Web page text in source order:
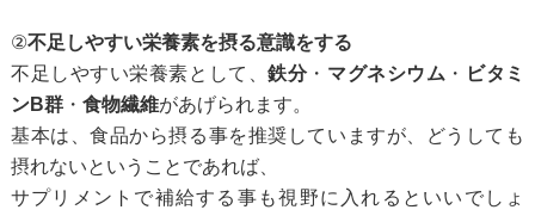
②不足しやすい栄養素を摂る意識をする
不足しやすい栄養素として、鉄分・ マグネシウム ・ ビタミ
ンB群・ 食物繊維があげられます。
基本は、食品から摂る事を推奨していますが、どうしても
摂れないということであれば、
サプリメントで補給する事も視野に入れるといいでしょ